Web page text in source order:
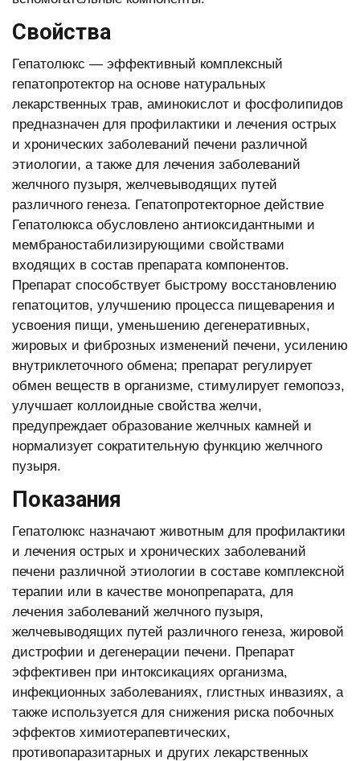
Свойства
Гепатолюкс — эффективный комплексный
гепатопротектор на основе натуральных
лекарственных трав, аминокислот и фосфолипидов
предназначен для профилактики и лечения острых
и хронических заболеваний печени различной
этиологии, а также для лечения заболеваний
желчного пузыря, желчевыводящих путей
различного генеза. Гепатопротекторное действие
Гепатолюкса обусловлено антиоксидантными и
мембраностабилизирующими свойствами
входящих в состав препарата компонентов.
Препарат способствует быстрому восстановлению
гепатоцитов, улучшению процесса пищеварения и
усвоения пищи, уменьшению дегенеративных,
жировых и фиброзных изменений печени, усилению
внутриклеточного обмена; препарат регулирует
обмен веществ в организме, стимулирует гемопоэз,
улучшает коллоидные свойства желчи,
предупреждает образование желчных камней и
нормализует сократительную функцию желчного
пузыря.
Показания
Гепатолюкс назначают животным для профилактики
и лечения острых и хронических заболеваний
печени различной этиологии в составе комплексной
терапии или в качестве монопрепарата, для
лечения заболеваний желчного пузыря,
желчевыводящих путей различного генеза, жировой
дистрофии и дегенерации печени. Препарат
эффективен при интоксикациях организма,
инфекционных заболеваниях, глистных инвазиях, а
также используется для снижения риска побочных
эффектов химиотерапевтических,
противопаразитарных и других лекарственных